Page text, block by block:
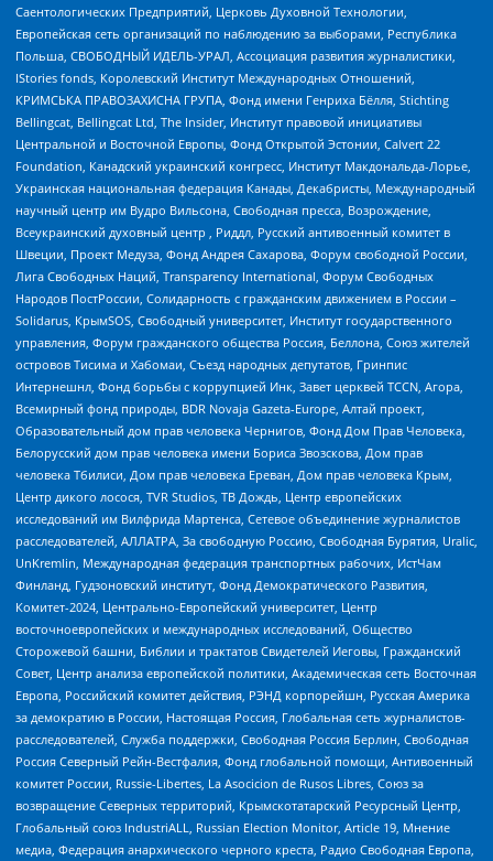
Саентологических Предприятий, Церковь Духовной Технологии,
Европейская сеть организаций по наблюдению за выборами, Республика
Польша, СВОБОДНЫЙ ИДЕЛЬ-УРАЛ, Ассоциация развития журналистики,
IStories fonds, Королевский Институт Международных Отношений,
КРИМСЬКА ПРАВОЗАХИСНА ГРУПА, Фонд имени Генриха Бёлля, Stichting
Bellingcat, Bellingcat Ltd, The Insider, Институт правовой инициативы
Центральной и Восточной Европы, Фонд Открытой Эстонии, Calvert 22
Foundation, Канадский украинский конгресс, Институт Макдональда-Лорье,
Украинская национальная федерация Канады, Декабристы, Международный
научный центр им Вудро Вильсона, Свободная пресса, Возрождение,
Всеукраинский духовный центр , Риддл, Русский антивоенный комитет в
Швеции, Проект Медуза, Фонд Андрея Сахарова, Форум свободной России,
Лига Свободных Наций, Transparеncy International, Форум Свободных
Народов ПостРоссии, Солидарность с гражданским движением в России –
Solidarus, КрымSOS, Свободный университет, Институт государственного
управления, Форум гражданского общества Россия, Беллона, Союз жителей
островов Тисима и Хабомаи, Съезд народных депутатов, Гринпис
Интернешнл, Фонд борьбы с коррупцией Инк, Завет церквей TCCN, Агора,
Всемирный фонд природы, BDR Novaja Gazeta-Europe, Алтай проект,
Образовательный дом прав человека Чернигов, Фонд Дом Прав Человека,
Белорусский дом прав человека имени Бориса Звозскова, Дом прав
человека Тбилиси, Дом прав человека Ереван, Дом прав человека Крым,
Центр дикого лосося, TVR Studios, ТВ Дождь, Центр европейских
исследований им Вилфрида Мартенса, Сетевое объединение журналистов
расследователей, АЛЛАТРА, За свободную Россию, Свободная Бурятия, Uralic,
UnKremlin, Международная федерация транспортных рабочих, ИстЧам
Финланд, Гудзоновский институт, Фонд Демократического Развития,
Комитет-2024, Центрально-Европейский университет, Центр
восточноевропейских и международных исследований, Общество
Сторожевой башни, Библии и трактатов Свидетелей Иеговы, Гражданский
Совет, Центр анализа европейской политики, Академическая сеть Восточная
Европа, Российский комитет действия, РЭНД корпорейшн, Русская Америка
за демократию в России, Настоящая Россия, Глобальная сеть журналистов-
расследователей, Служба поддержки, Свободная Россия Берлин, Свободная
Россия Северный Рейн-Вестфалия, Фонд глобальной помощи, Антивоенный
комитет России, Russie-Libertes, La Asocicion de Rusos Libres, Союз за
возвращение Северных территорий, Крымскотатарский Ресурсный Центр,
Глобальный союз IndustriALL, Russian Election Monitor, Article 19, Мнение
медиа, Федерация анархического черного креста, Радио Свободная Европа,